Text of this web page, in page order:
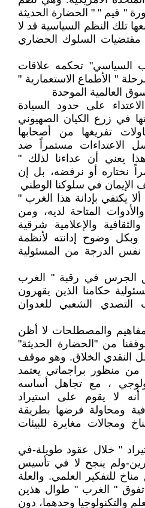
" قيم " " الحضارة الحديثة
تلك النظم السياسية قد لا
مقتضيات السلوك الحضاري
السياسي" تحكمه علاقات
" الأطماع الاستعمارية "
العالمية الموحدة
على حدود السيادة
في زرع الكيان الصهيوني
تفريغها من أصحابها
الاعتداءات مستمراً ضد
يعني أن عداءنا لذلك "
نختاره أو نرفضه، بل إن
الإيمان في سلوكنا الوطني
يكتفي بإدانة هذا الغرب "
المتاحة لديه، ومن
والإعلامية شرقية
وضوح إدانته لأنظمة
نفس الدرجة من المسئولية
الجرس في رقبة " الغرب
حكامنا الذين يقهرون
التصدي الشعبي للعدوان
والمصطلحات لا أظن
من "الحضارة الحديثة"
النقدي الخلاق. وهو موقف
من منظور براجماتي يعتمد
، مع تجاهل أساسه
لا يقوم على استيراد
ومحاولة فرضها بطريقة
ومجالات مغايرة للبيئات
" خلال عقود طويلة-في
ولم ينجح لا في تأسيس
للتفكير العلمي. والعلة
تفوق " الغرب " طوال هذين
والتكنولوجيا وحدهما، دون